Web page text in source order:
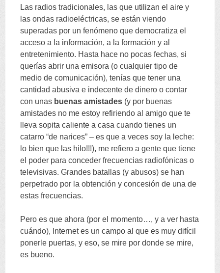
Las radios tradicionales, las que utilizan el aire y
las ondas radioeléctricas,se están viendo
superadas por un fenómeno que democratiza el
acceso a la información,a la formación y al
entretenimiento. Hasta hace no pocas fechas,si
querías abrir una emisora (o cualquier tipo de
medio de comunicación),tenías que tener una
cantidad abusiva e indecente de dinero o contar
con unas buenas amistades (y por buenas
amistades no me estoy refiriendo al amigo que te
lleva sopita caliente a casa cuando tienes un
catarro “de narices” –es que a veces soy la leche:
lo bien que las hilo!!!), me refiero a gente que tiene
el poder para conceder frecuencias radiofónicas o
televisivas.Grandes batallas (y abusos)se han
perpetrado por la obtención y concesión de una de
estas frecuencias.
Pero es que ahora (por el momento…,y a ver hasta
cuándo), Internet es un campo al que es muy difícil
ponerle puertas,y eso,se mire por donde se mire,
es bueno.